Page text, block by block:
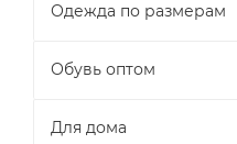
Одежда по размерам
Обувь оптом
Для дома